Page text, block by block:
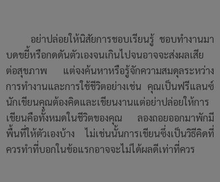
อย่าปล่อยให้นิสัยการชอบเรียนรู้ ชอบทำงานมา
บดขยี้หรือกดดันตัวเองจนเกินไปจนอาจจะส่งผลเสีย
ต่อสุขภาพ แต่จงค้นหาหรือรู้จักความสมดุลระหว่าง
การทำงานและการใช้ชีวิตอย่างเช่น คุณเป็นฟรีแลนซ์
นักเขียนคุณต้องคิดและเขียนงานแต่อย่าปล่อยให้การ
เขียนคือทั้งหมดในชีวิตของคุณ ลองถอยออกมาพักมี
พื้นที่ให้ตัวเองบ้าง ไม่เช่นนั้นการเขียนซึ่งเป็นวิธีคิดที่
ควรทำที่บอกในข้อแรกอาจจะไม่ได้ผลดีเท่าที่ควร